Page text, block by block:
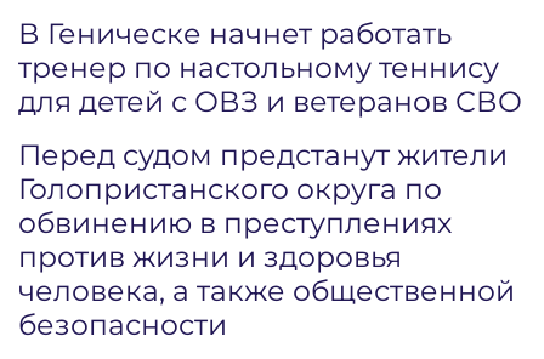
В Геническе начнет работать
тренер по настольному теннису
для детей с ОВЗ и ветеранов СВО
Перед судом предстанут жители
Голопристанского округа по
обвинению в преступлениях
против жизни и здоровья
человека, а также общественной
безопасности